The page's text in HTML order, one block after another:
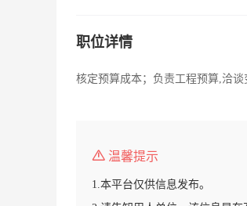
职位详情
核定预算成本；负责工程预算,洽
温馨提示
1.本平台仅供信息发布。